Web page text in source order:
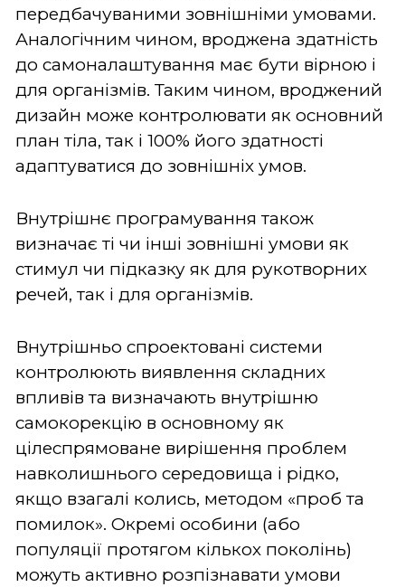
передбачуваними зовнішніми умовами.
Аналогічним чином, вроджена здатність
до самоналаштування має бути вірною і
для організмів. Таким чином, вроджений
дизайн може контролювати як основний
план тіла, так і 100% його здатності
адаптуватися до зовнішніх умов.
Внутрішнє програмування також
визначає ті чи інші зовнішні умови як
стимул чи підказку як для рукотворних
речей, так і для організмів.
Внутрішньо спроектовані системи
контролюють виявлення складних
впливів та визначають внутрішню
самокорекцію в основному як
цілеспрямоване вирішення проблем
навколишнього середовища і рідко,
якщо взагалі колись, методом «проб та
помилок». Окремі особини (або
популяції протягом кількох поколінь)
можуть активно розпізнавати умови